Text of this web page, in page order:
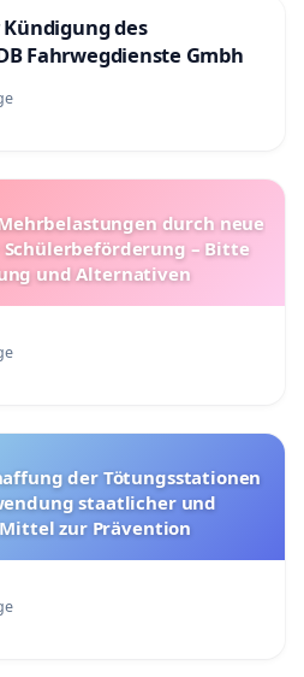
des
Fahrwegdienste Gmbh
durch neue
– Bitte
und Alternativen
staatlicher und
zur Prävention